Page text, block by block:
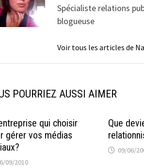
Spécialiste relations
blogueuse
Voir tous les articles de
POURRIEZ AUSSI AIMER
qui choisir
gérer vos médias
09/2010
Que
09/06/